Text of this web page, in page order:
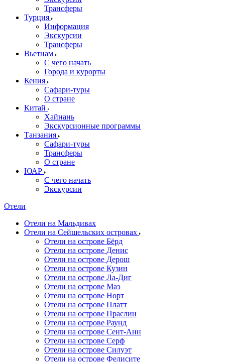
Трансферы
Турция
Информация
Экскурсии
Трансферы
Вьетнам
С чего начать
Города и курорты
Кения
Сафари-туры
О стране
Китай
Хайнань
Экскурсионные программы
Танзания
Сафари-туры
Трансферы
О стране
ЮАР
С чего начать
Экскурсии
Отели
Отели на Мальдивах
Отели на Сейшельских островах
Отели на острове Бёрд
Отели на острове Денис
Отели на острове Дерош
Отели на острове Кузин
Отели на острове Ла-Диг
Отели на острове Маэ
Отели на острове Норт
Отели на острове Платт
Отели на острове Праслин
Отели на острове Раунд
Отели на острове Сент-Анн
Отели на острове Серф
Отели на острове Силуэт
Отели на острове Фелисите